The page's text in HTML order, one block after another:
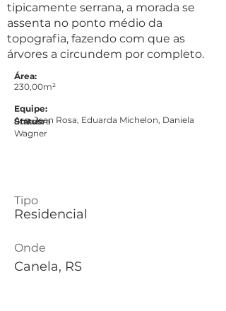
tipicamente serrana, a morada se
assenta no ponto médio da
topografia, fazendo com que as
árvores a circundem por completo.
Área:
230,00m²
Equipe:
Arq. Jean Rosa, Eduarda Michelon, Daniela
Wagner
Status:
Em obra
Tipo
Residencial
Onde
Canela, RS